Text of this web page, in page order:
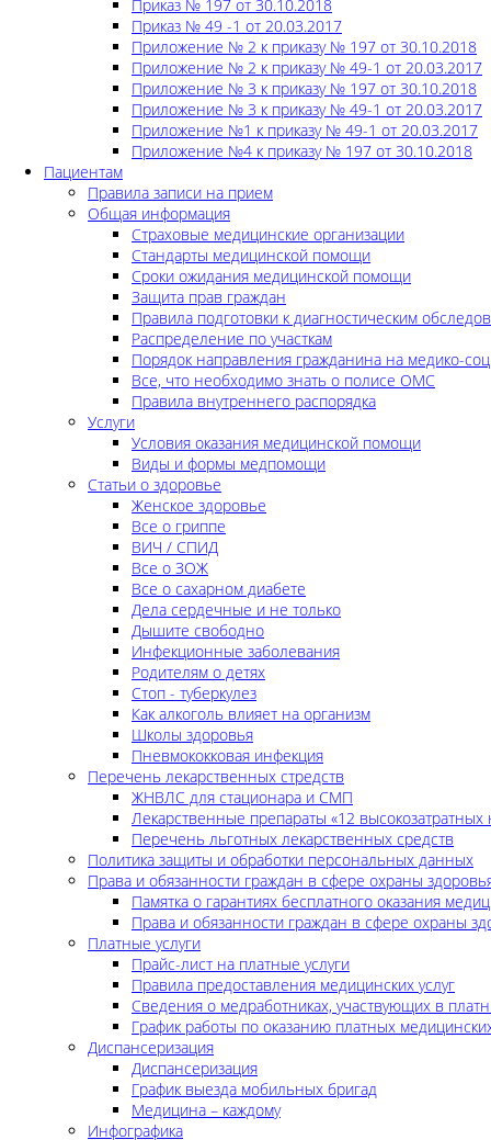
Приказ № 197 от 30.10.2018
Приказ № 49 -1 от 20.03.2017
Приложение № 2 к приказу № 197 от 30.10.2018
Приложение № 2 к приказу № 49-1 от 20.03.2017
Приложение № 3 к приказу № 197 от 30.10.2018
Приложение № 3 к приказу № 49-1 от 20.03.2017
Приложение №1 к приказу № 49-1 от 20.03.2017
Приложение №4 к приказу № 197 от 30.10.2018
Пациентам
Правила записи на прием
Общая информация
Страховые медицинские организации
Стандарты медицинской помощи
Сроки ожидания медицинской помощи
Защита прав граждан
Правила подготовки к диагностическим
Распределение по участкам
Порядок направления гражданина на медико-
Все, что необходимо знать о полисе ОМС
Правила внутреннего распорядка
Услуги
Условия оказания медицинской помощи
Виды и формы медпомощи
Статьи о здоровье
Женское здоровье
Все о гриппе
ВИЧ / СПИД
Все о ЗОЖ
Все о сахарном диабете
Дела сердечные и не только
Дышите свободно
Инфекционные заболевания
Родителям о детях
Стоп - туберкулез
Как алкоголь влияет на организм
Школы здоровья
Пневмококковая инфекция
Перечень лекарственных стредств
ЖНВЛС для стационара и СМП
Лекарственные препараты «12 высокозатратных
Перечень льготных лекарственных средств
Политика защиты и обработки персональных данных
Права и обязанности граждан в сфере охраны
Памятка о гарантиях бесплатного оказания
Права и обязанности граждан в сфере охраны
Платные услуги
Прайс-лист на платные услуги
Правила предоставления медицинских услуг
Сведения о медработниках, участвующих в
График работы по оказанию платных
Диспансеризация
Диспансеризация
График выезда мобильных бригад
Медицина – каждому
Инфографика